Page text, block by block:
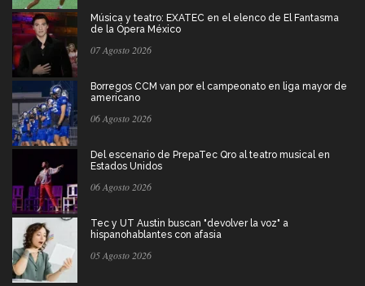
Música y teatro: EXATEC en el elenco de El Fantasma
de la Ópera México
07 Agosto 2026
Borregos CCM van por el campeonato en liga mayor de
americano
06 Agosto 2026
Del escenario de PrepaTec Qro al teatro musical en
Estados Unidos
06 Agosto 2026
Tec y UT Austin buscan "devolver la voz" a
hispanohablantes con afasia
05 Agosto 2026